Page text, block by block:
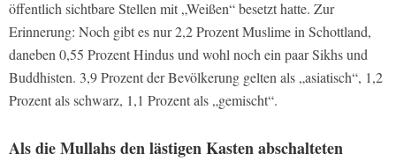
öffentlich sichtbare Stellen mit „Weißen“ besetzt hatte. Zur
Erinnerung: Noch gibt es nur 2,2 Prozent Muslime in Schottland,
daneben 0,55 Prozent Hindus und wohl noch ein paar Sikhs und
Buddhisten. 3,9 Prozent der Bevölkerung gelten als „asiatisch“, 1,2
Prozent als schwarz, 1,1 Prozent als „gemischt“.
Als die Mullahs den lästigen Kasten abschalteten